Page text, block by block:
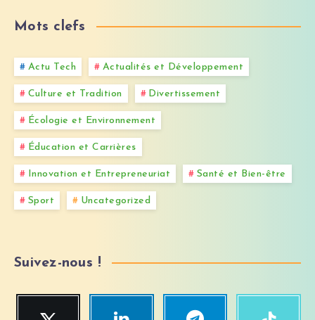
Mots clefs
Actu Tech Actualités et Développement
Culture et Tradition Divertissement
Écologie et Environnement
Éducation et Carrières
Innovation et Entrepreneuriat Santé et Bien-être
Sport Uncategorized
Suivez-nous !
Twitter Linkedin Telegram TikTok